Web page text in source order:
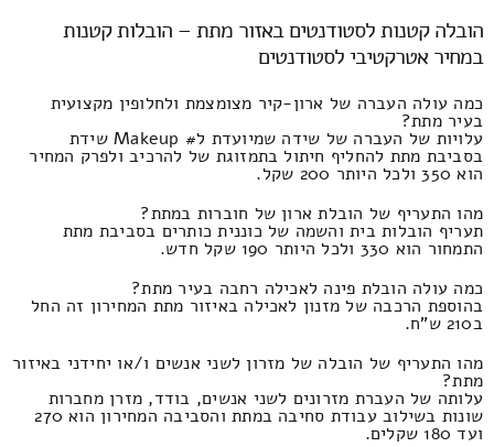
הובלה קטנות לסטודנטים באזור מתת – הובלות קטנות
במחיר אטרקטיבי לסטודנטים
כמה עולה העברה של ארון-קיר מצומצמת ולחלופין מקצועית
בעיר מתת?
עלויות של העברה של שידה שמיועדת ל# Makeup שידת
בסביבת מתת להחליף חיתול בתמזוגת של להרכיב ולפרק המחיר
הוא 350 ולכל היותר 200 שקל.
מהו התעריף של הובלת ארון של חוברות במתת?
תעריף הובלות בית והשמה של כוננית כותרים בסביבת מתת
התמחור הוא 330 ולכל היותר 190 שקל חדש.
כמה עולה הובלת פינה לאכילה רחבה בעיר מתת?
בהוספת הרכבה של מזנון לאכילה באיזור מתת המחירון זה החל
ב210 ש"ח.
מהו התעריף של הובלה של מזרון לשני אנשים ו/או יחידני באיזור
מתת?
עלותה של העברת מזרונים לשני אנשים, בודד, מזרן מחברות
שונות בשילוב עבודת סחיבה במתת והסביבה המחירון הוא 270
ועד 180 שקלים.